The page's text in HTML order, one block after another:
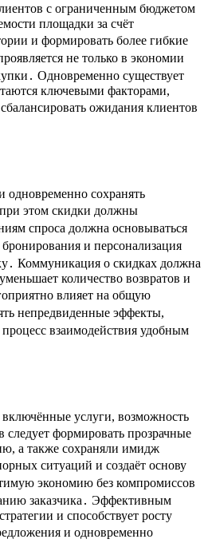
с ограниченным бюджетом
площадки за счёт
и формировать более гибкие
не только в экономии
Одновременно существует
ключевыми факторами,
ожидания клиентов
одновременно сохранять
этом скидки должны
спроса должна основываться
и персонализация
Коммуникация о скидках должна
количество возвратов и
влияет на общую
непредвиденные эффекты,
взаимодействия удобным
услуги, возможность
следует формировать прозрачные
а также сохраняли имидж
ситуаций и создаёт основу
экономию без компромиссов
заказчика․ Эффективным
и способствует росту
и одновременно